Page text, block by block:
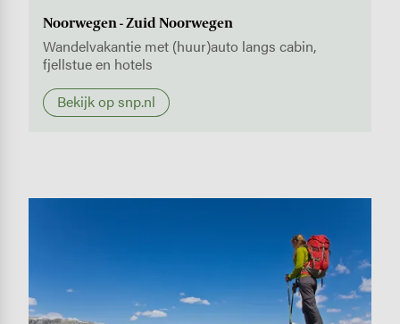
Noorwegen - Zuid Noorwegen
Wandelvakantie met (huur)auto langs cabin,
fjellstue en hotels
Bekijk op snp.nl